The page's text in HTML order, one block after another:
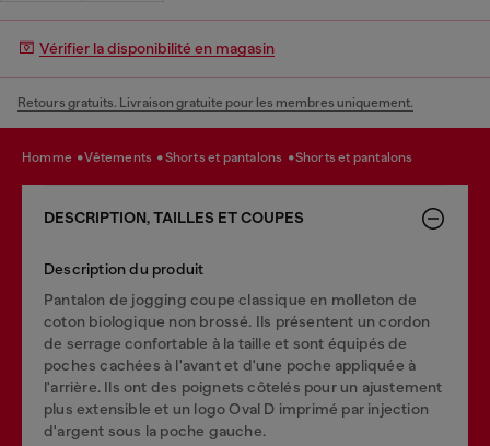
Vérifier la disponibilité en magasin
Retours gratuits. Livraison gratuite pour les membres uniquement.
homme vêtements shorts et pantalons shorts et pantalons
DESCRIPTION, TAILLES ET COUPES
Description du produit
Pantalon de jogging coupe classique en molleton de
coton biologique non brossé. Ils présentent un cordon
de serrage confortable à la taille et sont équipés de
poches cachées à l'avant et d'une poche appliquée à
l'arrière. Ils ont des poignets côtelés pour un ajustement
plus extensible et un logo Oval D imprimé par injection
d'argent sous la poche gauche.